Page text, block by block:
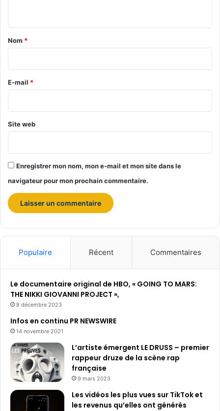
a
r
e
Nom *
E-mail *
Site web
Enregistrer mon nom, mon e-mail et mon site dans le
navigateur pour mon prochain commentaire.
Populaire Récent Commentaires
Le documentaire original de HBO, « GOING TO MARS:
THE NIKKI GIOVANNI PROJECT »,
8 décembre 2023
Infos en continu PR NEWSWIRE
14 novembre 2021
L’artiste émergent LE DRUSS – premier
rappeur druze de la scène rap
française
9 mars 2023
Les vidéos les plus vues sur TikTok et
les revenus qu’elles ont générés